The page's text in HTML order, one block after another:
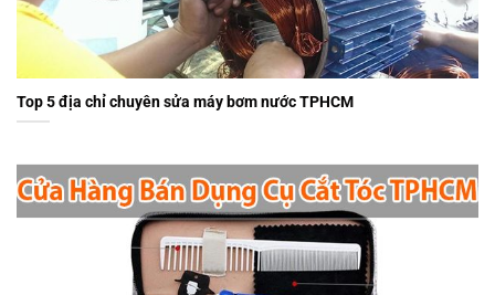
Top 5 địa chỉ chuyên sửa máy bơm nước TPHCM